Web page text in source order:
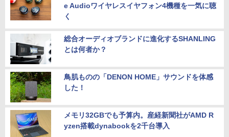
e Audioワイヤレスイヤフォン4機種を一気に聴
く
総合オーディオブランドに進化するSHANLING
とは何者か？
鳥肌ものの「DENON HOME」サウンドを体感
した！
メモリ32GBでも予算内。産経新聞社がAMD R
yzen搭載dynabookを2千台導入